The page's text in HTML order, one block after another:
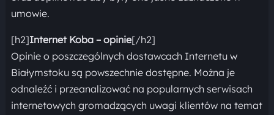
umowie.
[h2]Internet Koba – opinie[/h2]
Opinie o poszczególnych dostawcach Internetu w
Białymstoku są powszechnie dostępne. Można je
odnaleźć i przeanalizować na popularnych serwisach
internetowych gromadzących uwagi klientów na temat